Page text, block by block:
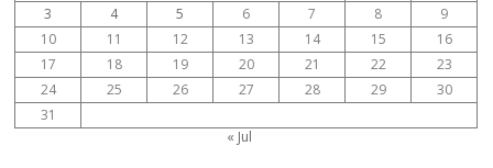
3
4 5 6 7 8
9
10
11 12 13 14 15
16
17
18 19 20 21 22
23
24
25 26 27 28 29
30
31
« Jul